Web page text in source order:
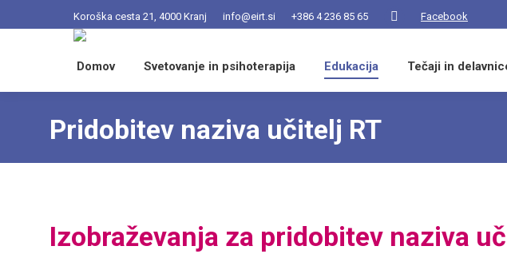
Koroška cesta 21, 4000 Kranj info@eirt.si +386 4 236 85 65
Facebook
opens
Facebook
Domov Svetovanje in psihoterapija Edukacija Tečaji in
Pridobitev naziva učitelj RT
Izobraževanja za pridobitev naziva